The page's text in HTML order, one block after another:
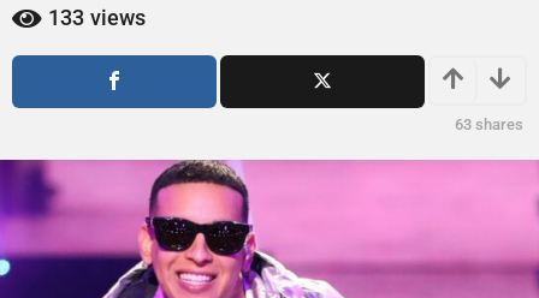
ñ
s
s
133 views
63 shares